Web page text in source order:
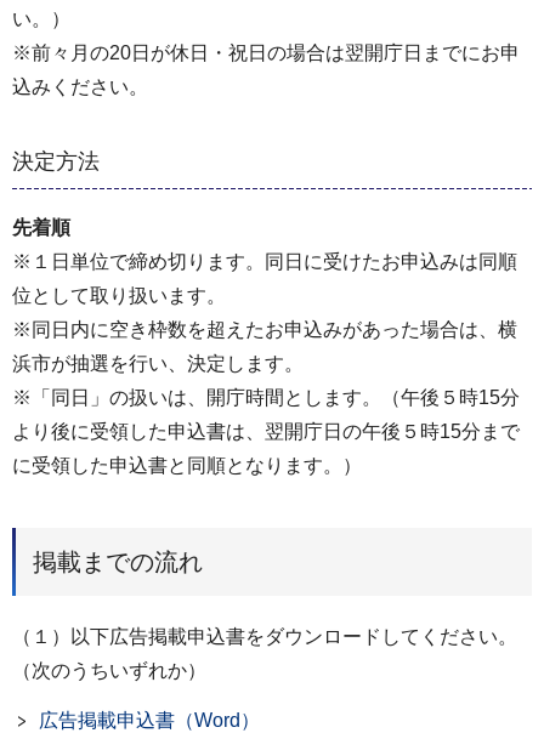
い。）
※前々月の20日が休日・祝日の場合は翌開庁日までにお申
込みください。
決定方法
先着順
※１日単位で締め切ります。同日に受けたお申込みは同順
位として取り扱います。
※同日内に空き枠数を超えたお申込みがあった場合は、横
浜市が抽選を行い、決定します。
※「同日」の扱いは、開庁時間とします。（午後５時15分
より後に受領した申込書は、翌開庁日の午後５時15分まで
に受領した申込書と同順となります。）
掲載までの流れ
（１）以下広告掲載申込書をダウンロードしてください。
（次のうちいずれか）
広告掲載申込書（Word）